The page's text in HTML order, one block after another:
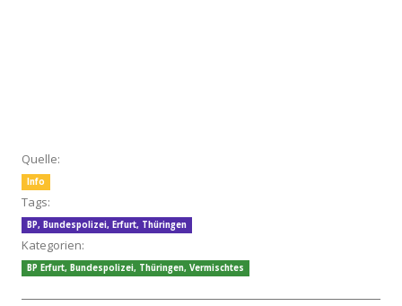
Quelle:
Info
Tags:
BP, Bundespolizei, Erfurt, Thüringen
Kategorien:
BP Erfurt, Bundespolizei, Thüringen, Vermischtes